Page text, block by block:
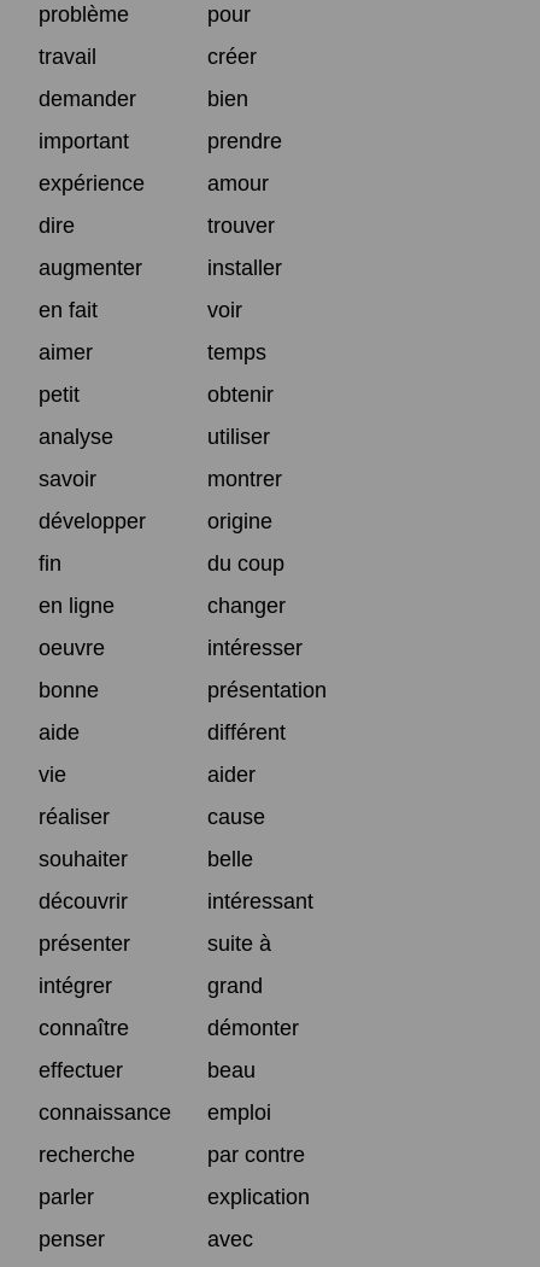
problème
pour
travail
créer
demander
bien
important
prendre
expérience
amour
dire
trouver
augmenter
installer
en fait
voir
aimer
temps
petit
obtenir
analyse
utiliser
savoir
montrer
développer
origine
fin
du coup
en ligne
changer
oeuvre
intéresser
bonne
présentation
aide
différent
vie
aider
réaliser
cause
souhaiter
belle
découvrir
intéressant
présenter
suite à
intégrer
grand
connaître
démonter
effectuer
beau
connaissance
emploi
recherche
par contre
parler
explication
penser
avec